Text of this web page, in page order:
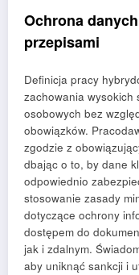
Ochrona
przepisami
Definicja pracy
zachowania wysokich
osobowych bez
obowiązków.
zgodzie z
dbając o to, by dane
odpowiednio
stosowanie zasady
dotyczące ochrony
dostępem do
jak i zdalnym.
aby uniknąć sankcji i